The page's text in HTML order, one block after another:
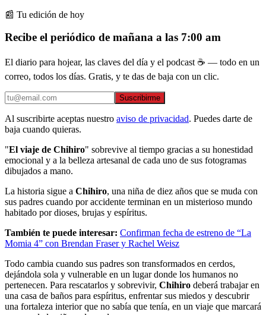
📰 Tu edición de hoy
Recibe el periódico de mañana a las 7:00 am
El diario para hojear, las claves del día y el podcast ☕ — todo en un
correo, todos los días. Gratis, y te das de baja con un clic.
Suscribirme
Al suscribirte aceptas nuestro aviso de privacidad. Puedes darte de
baja cuando quieras.
"El viaje de Chihiro" sobrevive al tiempo gracias a su honestidad
emocional y a la belleza artesanal de cada uno de sus fotogramas
dibujados a mano.
La historia sigue a Chihiro, una niña de diez años que se muda con
sus padres cuando por accidente terminan en un misterioso mundo
habitado por dioses, brujas y espíritus.
También te puede interesar: Confirman fecha de estreno de “La
Momia 4” con Brendan Fraser y Rachel Weisz
Todo cambia cuando sus padres son transformados en cerdos,
dejándola sola y vulnerable en un lugar donde los humanos no
pertenecen. Para rescatarlos y sobrevivir, Chihiro deberá trabajar en
una casa de baños para espíritus, enfrentar sus miedos y descubrir
una fortaleza interior que no sabía que tenía, en un viaje que marcará